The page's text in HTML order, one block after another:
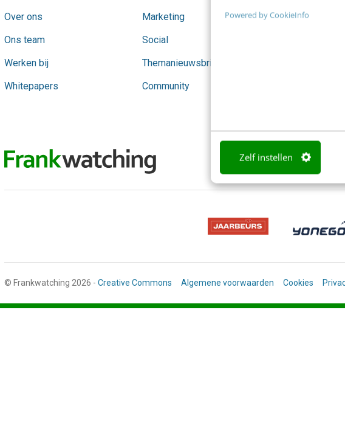
Powered by CookieInfo
Zelf instellen
Over ons
Ons team
Werken bij
Whitepapers
Marketing
Social
Themanieuwsbrieven
Community
Opleidingen
© Frankwatching 2026 - Creative Commons Algemene voorwaarden Cookies